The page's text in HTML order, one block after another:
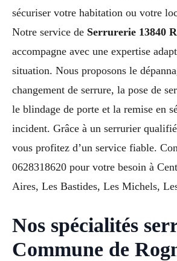
sécuriser votre habitation ou votre
Notre service de Serrurerie 13840
accompagne avec une expertise
situation. Nous proposons le
changement de serrure, la pose de
le blindage de porte et la remise en
incident. Grâce à un serrurier
vous profitez d’un service fiable.
0628318620 pour votre besoin à
Aires, Les Bastides, Les Michels,
Nos spécialités
Commune de